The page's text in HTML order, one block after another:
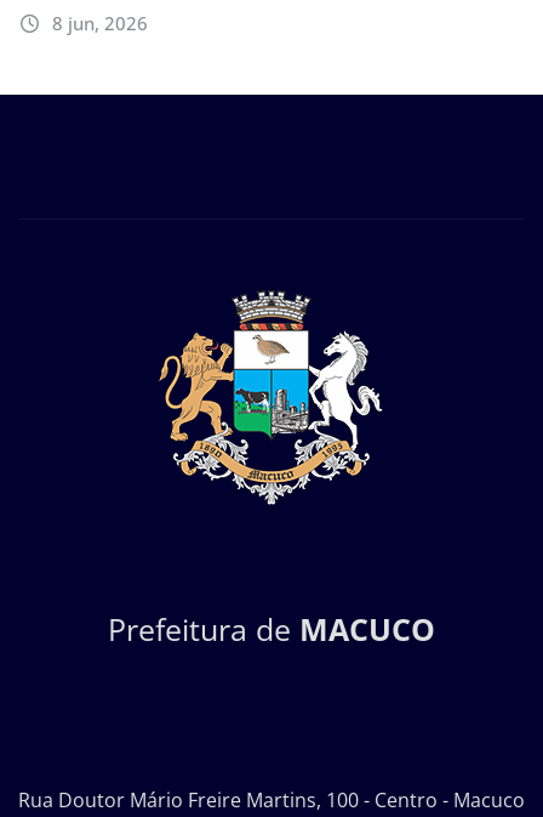
8 jun, 2026
Prefeitura de MACUCO
Rua Doutor Mário Freire Martins, 100 - Centro - Macuco